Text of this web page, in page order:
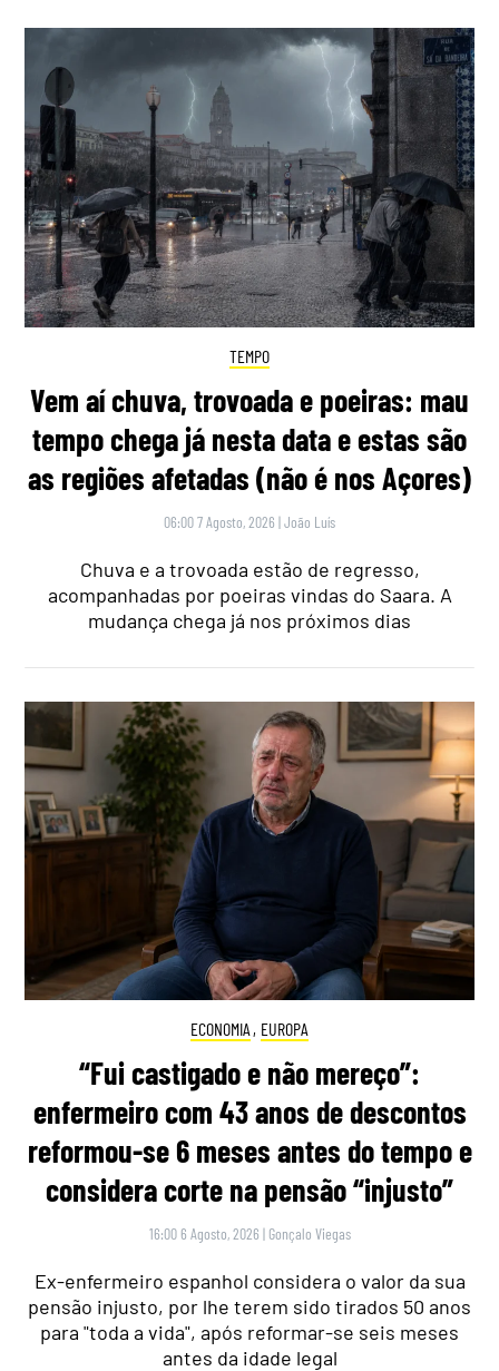
TEMPO
Vem aí chuva, trovoada e poeiras: mau
tempo chega já nesta data e estas são
as regiões afetadas (não é nos Açores)
06:00 7 Agosto, 2026 |João Luís
Chuva e a trovoada estão de regresso,
acompanhadas por poeiras vindas do Saara. A
mudança chega já nos próximos dias
ECONOMIA , EUROPA
“Fui castigado e não mereço”:
enfermeiro com 43 anos de descontos
reformou-se 6 meses antes do tempo e
considera corte na pensão “injusto”
16:00 6 Agosto, 2026 | Gonçalo Viegas
Ex-enfermeiro espanhol considera o valor da sua
pensão injusto, por lhe terem sido tirados 50 anos
para "toda a vida", após reformar-se seis meses
antes da idade legal